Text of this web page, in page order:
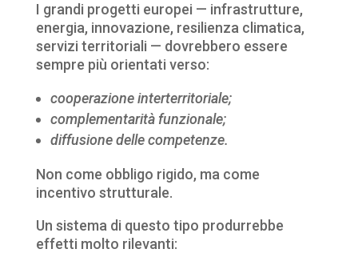
I grandi progetti europei — infrastrutture,
energia, innovazione, resilienza climatica,
servizi territoriali — dovrebbero essere
sempre più orientati verso:
cooperazione interterritoriale;
complementarità funzionale;
diffusione delle competenze.
Non come obbligo rigido, ma come
incentivo strutturale.
Un sistema di questo tipo produrrebbe
effetti molto rilevanti: